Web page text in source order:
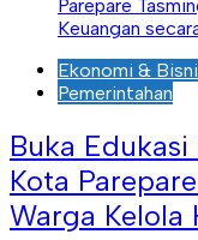
Ekonomi &
Pemerintahan
Buka Edukasi
Kota
Warga Kelola